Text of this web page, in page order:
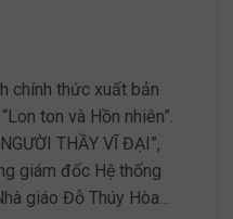
chính thức xuất bản
ton và Hồn nhiên”.
THẦY VĨ ĐẠI”,
giám đốc Hệ thống
giáo Đỗ Thúy Hòa…